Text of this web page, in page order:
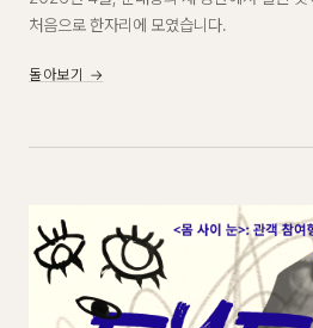
처음으로 한자리에 모였습니다.
돌아보기 →